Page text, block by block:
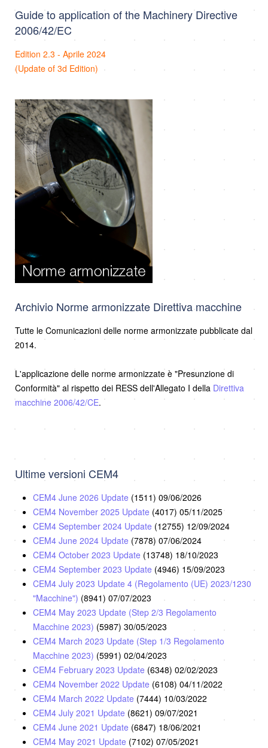
Guide to application of the Machinery Directive
2006/42/EC
Edition 2.3 - Aprile 2024
(Update of 3d Edition)
Archivio Norme armonizzate Direttiva macchine
Tutte le Comunicazioni delle norme armonizzate pubblicate dal
2014.
L'applicazione delle norme armonizzate è "Presunzione di
Conformità" al rispetto dei RESS dell'Allegato I della Direttiva
macchine 2006/42/CE.
Ultime versioni CEM4
CEM4 June 2026 Update (1511) 09/06/2026
CEM4 November 2025 Update (4017) 05/11/2025
CEM4 September 2024 Update (12755) 12/09/2024
CEM4 June 2024 Update (7878) 07/06/2024
CEM4 October 2023 Update (13748) 18/10/2023
CEM4 September 2023 Update (4946) 15/09/2023
CEM4 July 2023 Update 4 (Regolamento (UE) 2023/1230
"Macchine") (8941) 07/07/2023
CEM4 May 2023 Update (Step 2/3 Regolamento
Macchine 2023) (5987) 30/05/2023
CEM4 March 2023 Update (Step 1/3 Regolamento
Macchine 2023) (5991) 02/04/2023
CEM4 February 2023 Update (6348) 02/02/2023
CEM4 November 2022 Update (6108) 04/11/2022
CEM4 March 2022 Update (7444) 10/03/2022
CEM4 July 2021 Update (8621) 09/07/2021
CEM4 June 2021 Update (6847) 18/06/2021
CEM4 May 2021 Update (7102) 07/05/2021